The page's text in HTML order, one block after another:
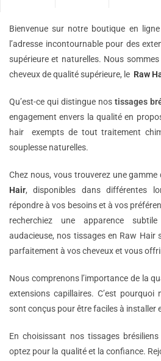
Bienvenue sur notre boutique en ligne
l’adresse incontournable pour des
supérieure et naturelles. Nous
cheveux de qualité supérieure, le Raw
Qu’est-ce qui distingue nos tissages
engagement envers la qualité en
hair exempts de tout traitement
souplesse naturelles.
Chez nous, vous trouverez une
Hair, disponibles dans différentes
répondre à vos besoins et à vos
recherchiez une apparence
audacieuse, nos tissages en Raw Hair
parfaitement à vos cheveux et vous
Nous comprenons l’importance de la
extensions capillaires. C’est pourquoi
sont conçus pour être faciles à installer
En choisissant nos tissages
optez pour la qualité et la confiance.